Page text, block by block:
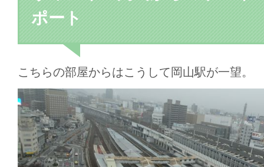
ポート
こちらの部屋からはこうして岡山駅が一望。